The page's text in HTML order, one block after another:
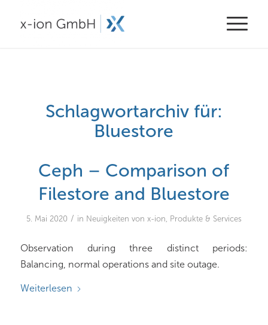
Schlagwortarchiv für:
Bluestore
Ceph – Comparison of
Filestore and Bluestore
5. Mai 2020 / in Neuigkeiten von x-ion, Produkte & Services
Observation during three distinct periods:
Balancing, normal operations and site outage.
Weiterlesen